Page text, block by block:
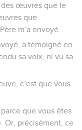
des œuvres que le
que
m’a envoyé.
a témoigné en
sa voix, ni vu sa
c’est que vous
que vous êtes
Or, précisément, ce